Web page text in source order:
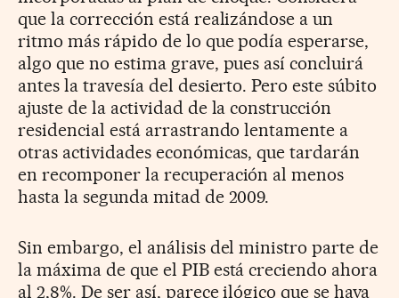
que la corrección está realizándose a un
ritmo más rápido de lo que podía esperarse,
algo que no estima grave, pues así concluirá
antes la travesía del desierto. Pero este súbito
ajuste de la actividad de la construcción
residencial está arrastrando lentamente a
otras actividades económicas, que tardarán
en recomponer la recuperación al menos
hasta la segunda mitad de 2009.
Sin embargo, el análisis del ministro parte de
la máxima de que el PIB está creciendo ahora
al 2,8%. De ser así, parece ilógico que se haya